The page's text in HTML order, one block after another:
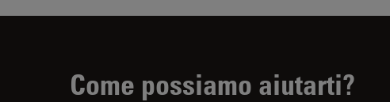
Come possiamo aiutarti?